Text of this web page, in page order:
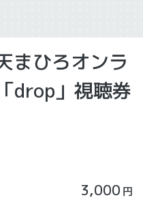
まひろオンラ
drop」視聴券
3,000 円